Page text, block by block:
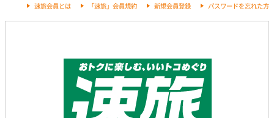
速旅会員とは 「速旅」会員規約 新規会員登録 パスワードを忘れた方